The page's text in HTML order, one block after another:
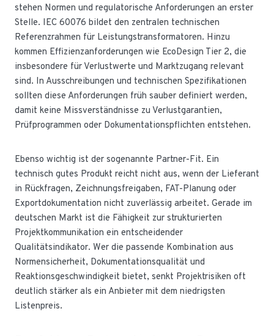
stehen Normen und regulatorische Anforderungen an erster
Stelle. IEC 60076 bildet den zentralen technischen
Referenzrahmen für Leistungstransformatoren. Hinzu
kommen Effizienzanforderungen wie EcoDesign Tier 2, die
insbesondere für Verlustwerte und Marktzugang relevant
sind. In Ausschreibungen und technischen Spezifikationen
sollten diese Anforderungen früh sauber definiert werden,
damit keine Missverständnisse zu Verlustgarantien,
Prüfprogrammen oder Dokumentationspflichten entstehen.
Ebenso wichtig ist der sogenannte Partner-Fit. Ein
technisch gutes Produkt reicht nicht aus, wenn der Lieferant
in Rückfragen, Zeichnungsfreigaben, FAT-Planung oder
Exportdokumentation nicht zuverlässig arbeitet. Gerade im
deutschen Markt ist die Fähigkeit zur strukturierten
Projektkommunikation ein entscheidender
Qualitätsindikator. Wer die passende Kombination aus
Normensicherheit, Dokumentationsqualität und
Reaktionsgeschwindigkeit bietet, senkt Projektrisiken oft
deutlich stärker als ein Anbieter mit dem niedrigsten
Listenpreis.